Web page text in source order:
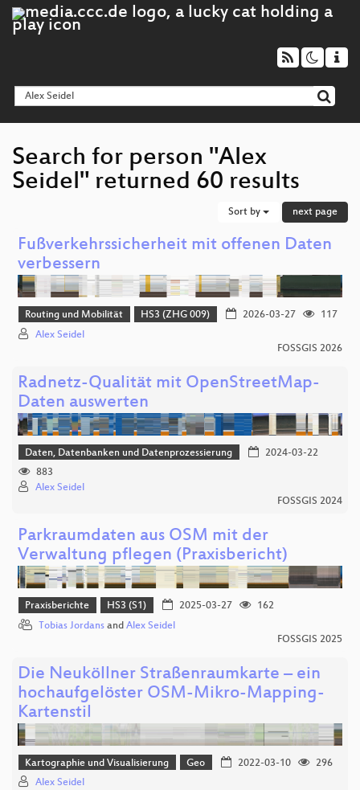
Search for person "Alex
Seidel" returned 60 results
Sort by next page
Fußverkehrssicherheit mit offenen Daten
verbessern
Routing und Mobilität HS3 (ZHG 009) 2026-03-27
117
Alex Seidel
FOSSGIS 2026
Radnetz-Qualität mit OpenStreetMap-
Daten auswerten
Daten, Datenbanken und Datenprozessierung
2024-03-22
883
Alex Seidel
FOSSGIS 2024
Parkraumdaten aus OSM mit der
Verwaltung pflegen (Praxisbericht)
Praxisberichte HS3 (S1) 2025-03-27
162
Tobias Jordans and Alex Seidel
FOSSGIS 2025
Die Neuköllner Straßenraumkarte – ein
hochaufgelöster OSM-Mikro-Mapping-
Kartenstil
Kartographie und Visualisierung Geo 2022-03-10
296
Alex Seidel